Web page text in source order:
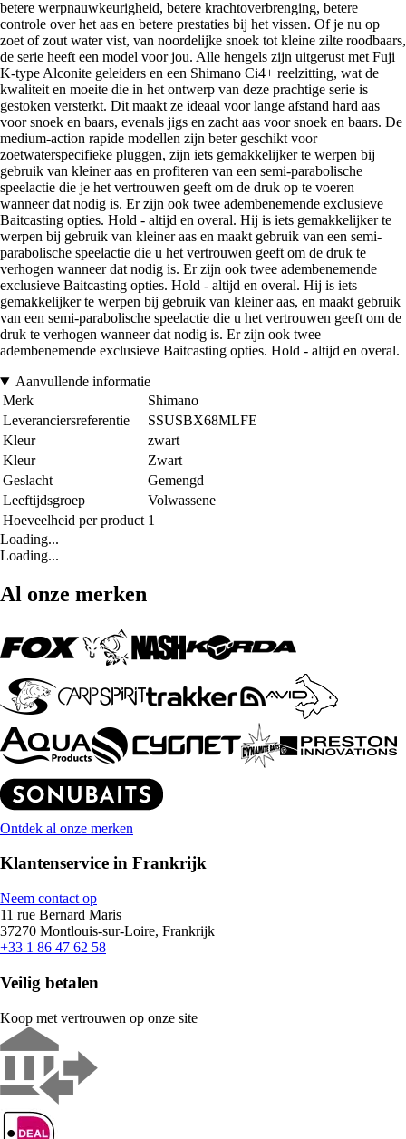
betere werpnauwkeurigheid, betere krachtoverbrenging, betere
controle over het aas en betere prestaties bij het vissen. Of je nu op
zoet of zout water vist, van noordelijke snoek tot kleine zilte roodbaars,
de serie heeft een model voor jou. Alle hengels zijn uitgerust met Fuji
K-type Alconite geleiders en een Shimano Ci4+ reelzitting, wat de
kwaliteit en moeite die in het ontwerp van deze prachtige serie is
gestoken versterkt. Dit maakt ze ideaal voor lange afstand hard aas
voor snoek en baars, evenals jigs en zacht aas voor snoek en baars. De
medium-action rapide modellen zijn beter geschikt voor
zoetwaterspecifieke pluggen, zijn iets gemakkelijker te werpen bij
gebruik van kleiner aas en profiteren van een semi-parabolische
speelactie die je het vertrouwen geeft om de druk op te voeren
wanneer dat nodig is. Er zijn ook twee adembenemende exclusieve
Baitcasting opties. Hold - altijd en overal. Hij is iets gemakkelijker te
werpen bij gebruik van kleiner aas en maakt gebruik van een semi-
parabolische speelactie die u het vertrouwen geeft om de druk te
verhogen wanneer dat nodig is. Er zijn ook twee adembenemende
exclusieve Baitcasting opties. Hold - altijd en overal. Hij is iets
gemakkelijker te werpen bij gebruik van kleiner aas, en maakt gebruik
van een semi-parabolische speelactie die u het vertrouwen geeft om de
druk te verhogen wanneer dat nodig is. Er zijn ook twee
adembenemende exclusieve Baitcasting opties. Hold - altijd en overal.
Aanvullende informatie
Merk
Shimano
Leveranciersreferentie
SSUSBX68MLFE
Kleur
zwart
Kleur
Zwart
Geslacht
Gemengd
Leeftijdsgroep
Volwassene
Hoeveelheid per product 1
Loading...
Loading...
Al onze merken
Ontdek al onze merken
Klantenservice in Frankrijk
Neem contact op
11 rue Bernard Maris
37270 Montlouis-sur-Loire, Frankrijk
+33 1 86 47 62 58
Veilig betalen
Koop met vertrouwen op onze site